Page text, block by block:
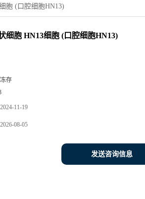
胞 (口腔细胞HN13)
细胞 HN13细胞 (口腔细胞HN13)
存
2024-11-19
2026-08-05
发送咨询信息